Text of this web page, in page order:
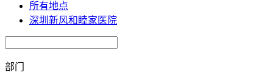
所有地点
深圳新风和睦家医院
部门